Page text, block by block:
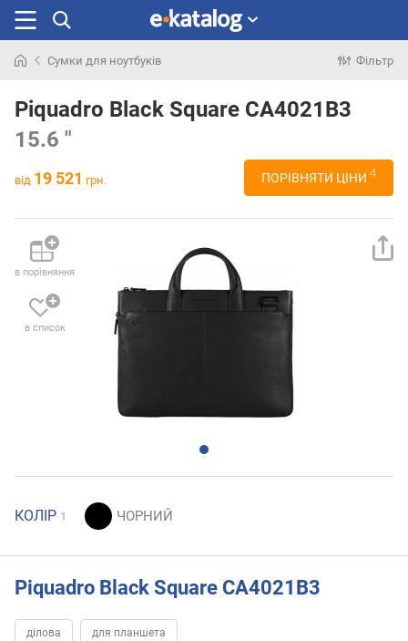
раніше
Сумки для ноутбуків Фільтр
Piquadro Black Square CA4021B3
15.6 "
від 19 521 грн. ПОРІВНЯТИ ЦІНИ 4
в порівняння
в список
КОЛІР 1
Piquadro Black Square CA4021B3
ділова для планшета